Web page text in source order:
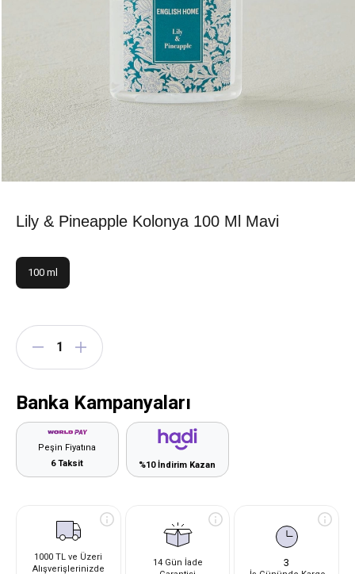
Lily & Pineapple Kolonya 100 Ml Mavi
100 ml
Banka Kampanyaları
Peşin Fiyatına
6 Taksit
%10 İndirim Kazan
1000 TL ve Üzeri
Alışverişlerinizde
14 Gün İade
3